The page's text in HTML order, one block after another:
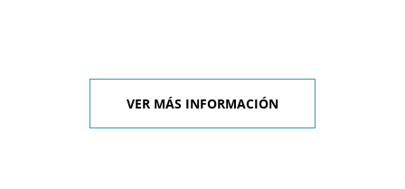
VER MÁS INFORMACIÓN